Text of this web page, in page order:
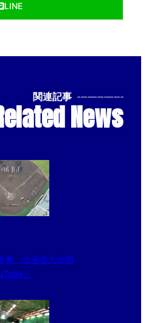
LINE
関連記事 --------------
News
奪 北海道大会開
）